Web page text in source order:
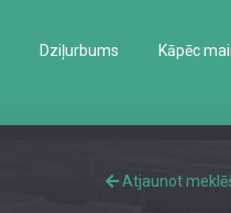
Dziļurbums Kāpēc
Atjaunot